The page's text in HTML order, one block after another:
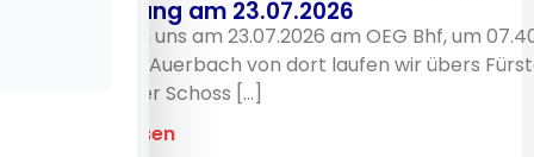
Wanderung am 23.07.2026
Wir treffen uns am 23.07.2026 am OEG Bhf, um
Bensheim/Auerbach von dort laufen wir übers
Auerbacher Schoss [...]
Beitrag lesen